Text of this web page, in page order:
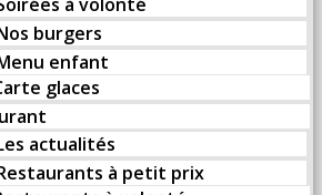
burgers
enfant
glaces
actualités
à petit prix